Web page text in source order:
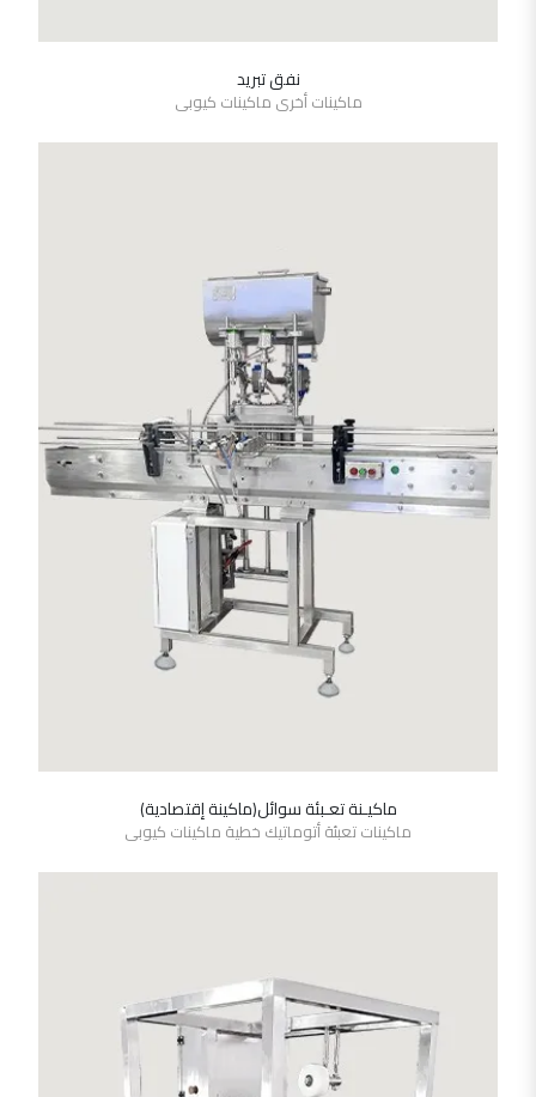
SHOW DETAILS
نفق تبريد
ماكينات أخرى ماكينات كيوبى
SHOW DETAILS
ماكيـنة تعـبئة سوائل(ماكينة إقتصادية)
ماكينات تعبئة أتوماتيك خطية ماكينات كيوبى